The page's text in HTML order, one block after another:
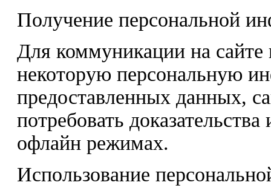
Получение персональной
Для коммуникации на сайте
некоторую персональную
предоставленных данных,
потребовать
офлайн режимах.
Использование